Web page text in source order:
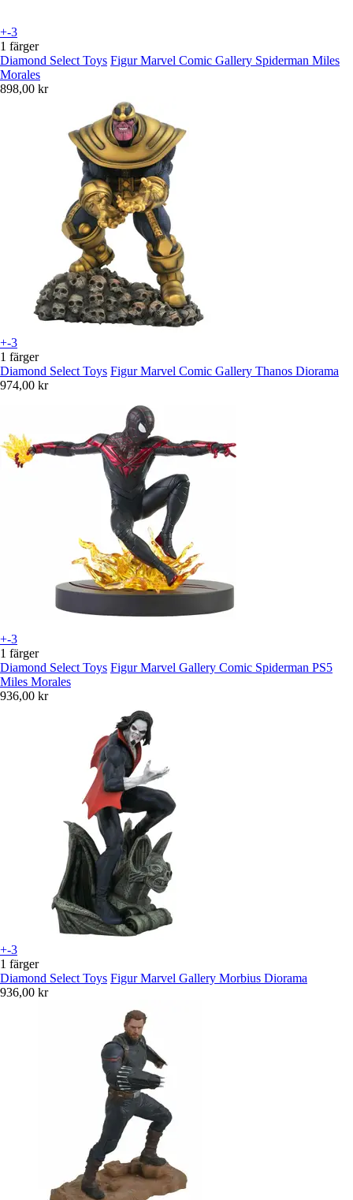
+-3
1 färger
Diamond Select Toys Figur Marvel Comic Gallery Spiderman Miles
Morales
898,00 kr
+-3
1 färger
Diamond Select Toys Figur Marvel Comic Gallery Thanos Diorama
974,00 kr
+-3
1 färger
Diamond Select Toys Figur Marvel Gallery Comic Spiderman PS5
Miles Morales
936,00 kr
+-3
1 färger
Diamond Select Toys Figur Marvel Gallery Morbius Diorama
936,00 kr